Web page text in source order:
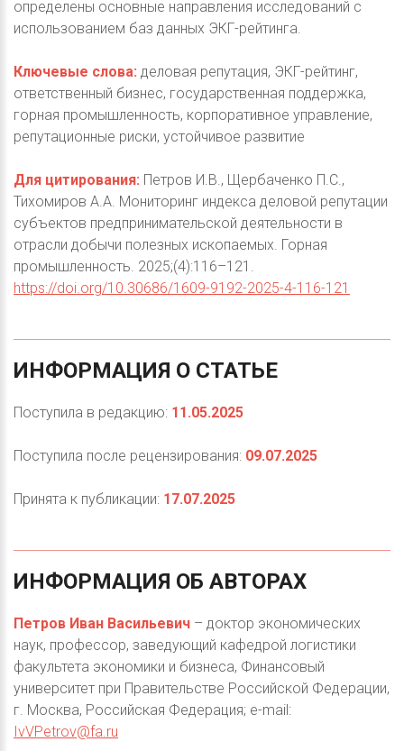
определены основные направления исследований с
использованием баз данных ЭКГ-рейтинга.
Ключевые слова: деловая репутация, ЭКГ-рейтинг,
ответственный бизнес, государственная поддержка,
горная промышленность, корпоративное управление,
репутационные риски, устойчивое развитие
Для цитирования: Петров И.В., Щербаченко П.С.,
Тихомиров А.А. Мониторинг индекса деловой репутации
субъектов предпринимательской деятельности в
отрасли добычи полезных ископаемых. Горная
промышленность. 2025;(4):116–121.
https://doi.org/10.30686/1609-9192-2025-4-116-121
ИНФОРМАЦИЯ О СТАТЬЕ
Поступила в редакцию: 11.05.2025
Поступила после рецензирования: 09.07.2025
Принята к публикации: 17.07.2025
ИНФОРМАЦИЯ ОБ АВТОРАХ
Петров Иван Васильевич – доктор экономических
наук, профессор, заведующий кафедрой логистики
факультета экономики и бизнеса, Финансовый
университет при Правительстве Российской Федерации,
г. Москва, Российская Федерация; е-mail:
IvVPetrov@fa.ru